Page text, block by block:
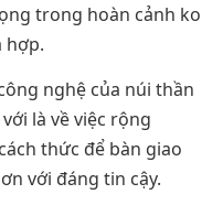
trong hoàn cảnh ko
hợp.
nghệ của núi thần
là về việc rộng
thức để bàn giao
với đáng tin cậy.